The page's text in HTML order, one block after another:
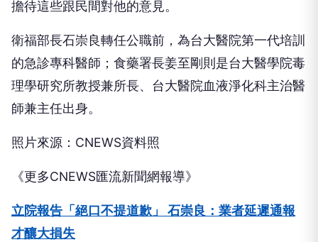
擔待這些跟民間對他的意見。
衛福部長石崇良轉任公職前，為台大醫院第一代培訓
的急診專科醫師；食藥署長姜至剛則是台大醫學院毒
理學研究所教授兼所長、台大醫院血液淨化科主治醫
師兼主任出身。
照片來源：CNEWS資料照
《更多CNEWS匯流新聞網報導》
立院報告「絕口不提道歉」 石崇良：業者延遲通報
才釀大損失